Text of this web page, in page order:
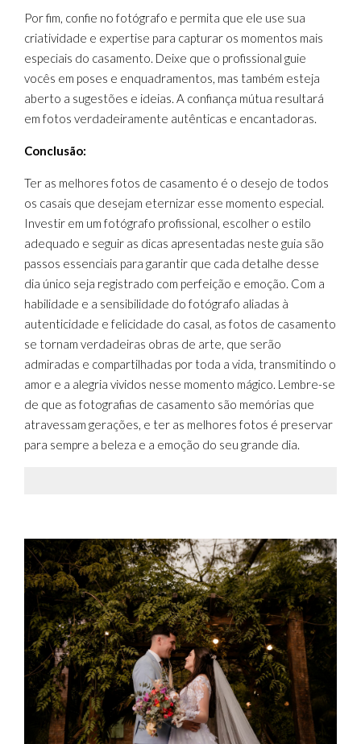
Por fim, confie no fotógrafo e permita que ele use sua
criatividade e expertise para capturar os momentos mais
especiais do casamento. Deixe que o profissional guie
vocês em poses e enquadramentos, mas também esteja
aberto a sugestões e ideias. A confiança mútua resultará
em fotos verdadeiramente autênticas e encantadoras.
Conclusão:
Ter as melhores fotos de casamento é o desejo de todos
os casais que desejam eternizar esse momento especial.
Investir em um fotógrafo profissional, escolher o estilo
adequado e seguir as dicas apresentadas neste guia são
passos essenciais para garantir que cada detalhe desse
dia único seja registrado com perfeição e emoção. Com a
habilidade e a sensibilidade do fotógrafo aliadas à
autenticidade e felicidade do casal, as fotos de casamento
se tornam verdadeiras obras de arte, que serão
admiradas e compartilhadas por toda a vida, transmitindo o
amor e a alegria vividos nesse momento mágico. Lembre-se
de que as fotografias de casamento são memórias que
atravessam gerações, e ter as melhores fotos é preservar
para sempre a beleza e a emoção do seu grande dia.